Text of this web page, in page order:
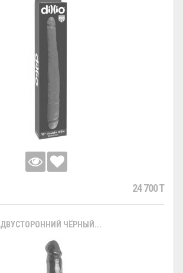
24 700 T
ДВУСТОРОННИЙ ЧЁРНЫЙ...